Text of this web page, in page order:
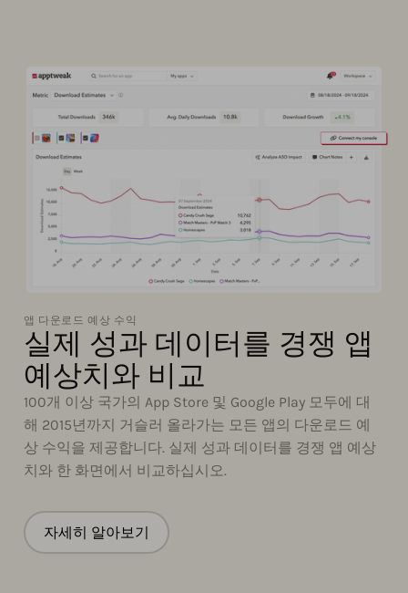
앱 다운로드 예상 수익
실제 성과 데이터를 경쟁 앱
예상치와 비교
100개 이상 국가의 App Store 및 Google Play 모두에 대
해 2015년까지 거슬러 올라가는 모든 앱의 다운로드 예
상 수익을 제공합니다. 실제 성과 데이터를 경쟁 앱 예상
치와 한 화면에서 비교하십시오.
자세히 알아보기